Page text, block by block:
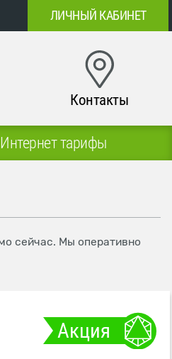
ЛИЧНЫЙ КАБИНЕТ
Контакты
Интернет тарифы
сейчас. Мы оперативно
Акция